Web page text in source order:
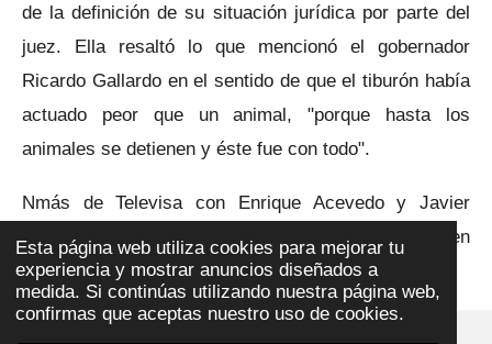
Esta página web utiliza cookies para mejorar tu
experiencia y mostrar anuncios diseñados a
medida. Si continúas utilizando nuestra página web,
confirmas que aceptas nuestro uso de cookies.
de la definición de su situación jurídica por parte del
juez. Ella resaltó lo que mencionó el gobernador
Ricardo Gallardo en el sentido de que el tiburón había
actuado peor que un animal, "porque hasta los
animales se detienen y éste fue con todo".
Nmás de Televisa con Enrique Acevedo y Javier
Alatorre de TVAzteca también destacaron la nota en
sus espacios.